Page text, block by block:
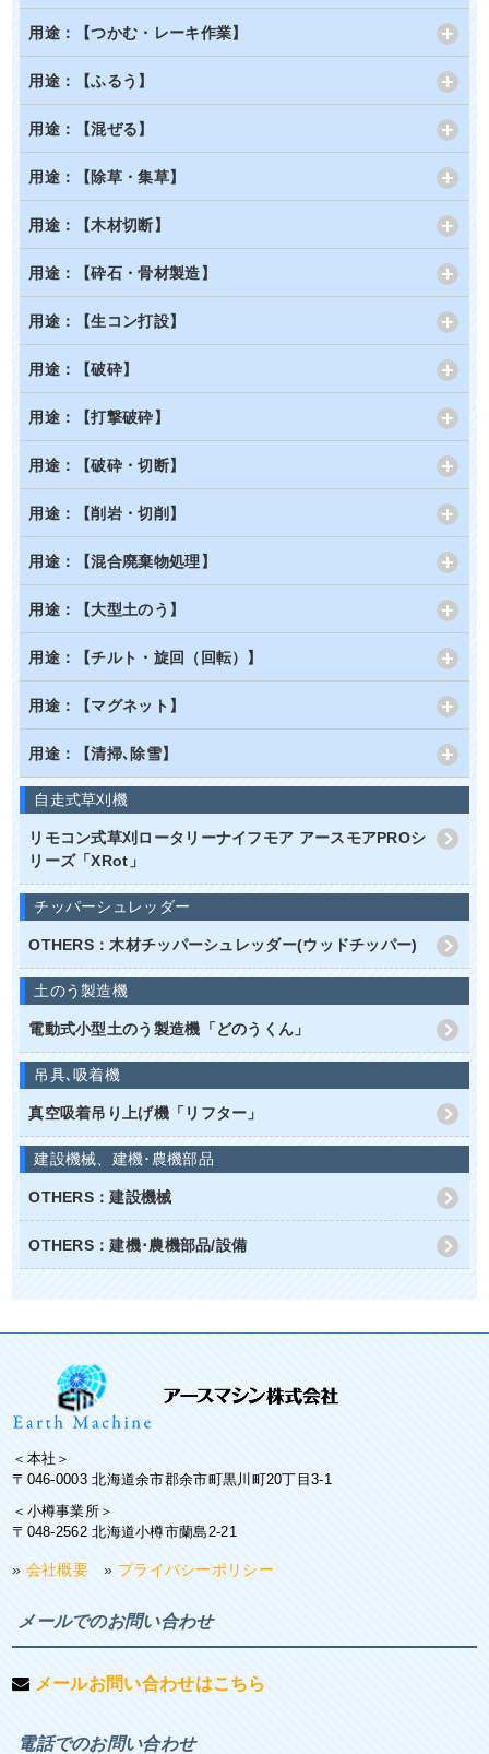
用途：【つかむ・レーキ作業】
用途：【ふるう】
用途：【混ぜる】
用途：【除草・集草】
用途：【木材切断】
用途：【砕石・骨材製造】
用途：【生コン打設】
用途：【破砕】
用途：【打撃破砕】
用途：【破砕・切断】
用途：【削岩・切削】
用途：【混合廃棄物処理】
用途：【大型土のう】
用途：【チルト・旋回（回転）】
用途：【マグネット】
用途：【清掃､除雪】
自走式草刈機
リモコン式草刈ロータリーナイフモア アースモアPROシ
リーズ「XRot」
チッパーシュレッダー
OTHERS：木材チッパーシュレッダー(ウッドチッパー)
土のう製造機
電動式小型土のう製造機「どのうくん」
吊具､吸着機
真空吸着吊り上げ機「リフター」
建設機械、建機･農機部品
OTHERS：建設機械
OTHERS：建機･農機部品/設備
＜本社＞
〒046-0003 北海道余市郡余市町黒川町20丁目3-1
＜小樽事業所＞
〒048-2562 北海道小樽市蘭島2-21
» 会社概要 » プライバシーポリシー
メールでのお問い合わせ
メールお問い合わせはこちら
電話でのお問い合わせ